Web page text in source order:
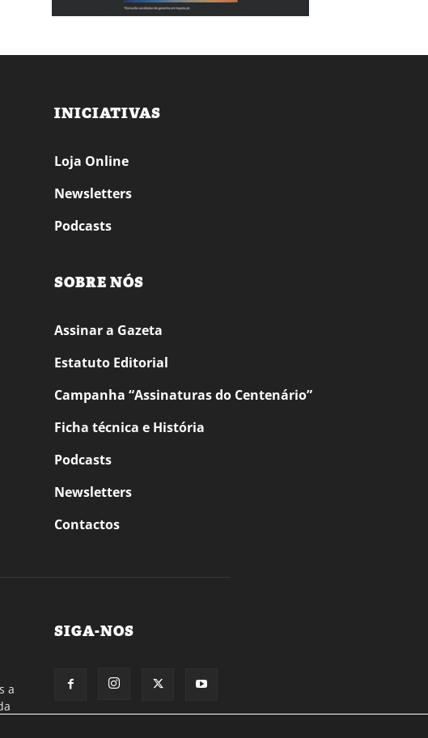
INICIATIVAS
Loja Online
Newsletters
Podcasts
SOBRE NÓS
Assinar a Gazeta
Estatuto Editorial
Campanha “Assinaturas do Centenário”
Ficha técnica e História
Podcasts
Newsletters
Contactos
a
SIGA-NOS